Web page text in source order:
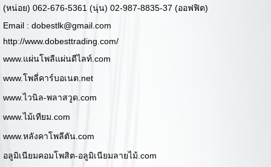
(หน่อย) 062-676-5361 (นุ่น) 02-987-8835-37 (ออฟฟิต)
Email : dobestlk@gmail.com
http://www.dobesttrading.com/
www.แผ่นโพลีแผ่นดีไลท์.com
www.โพลี่คาร์บอเนต.net
www.ไวนิล-พลาสวูด.com
www.ไม้เทียม.com
www.หลังคาโพลีตัน.com
อลูมิเนียมคอมโพสิต-อลูมิเนียมลายไม้.com